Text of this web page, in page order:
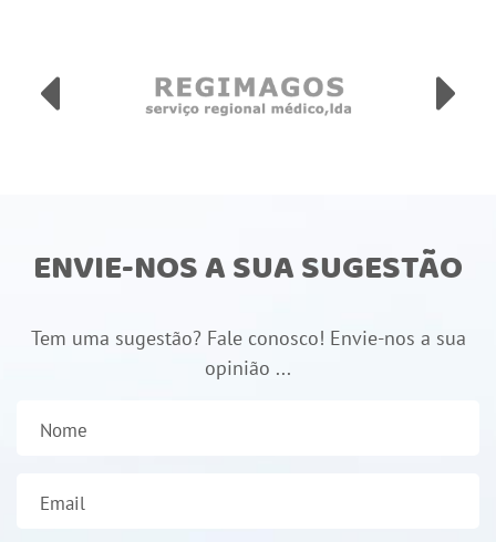
ENVIE-NOS A SUA SUGESTÃO
Tem uma sugestão? Fale conosco! Envie-nos a sua
opinião ...
Nome
Email